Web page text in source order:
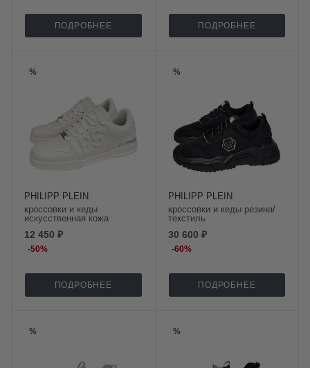
ПОДРОБНЕЕ ПОДРОБНЕЕ
%
PHILIPP PLEIN
кроссовки и кеды
искусственная кожа
12 450 ₽
-50%
ПОДРОБНЕЕ
%
PHILIPP PLEIN
кроссовки и кеды резина/
текстиль
30 600 ₽
-60%
ПОДРОБНЕЕ
% %